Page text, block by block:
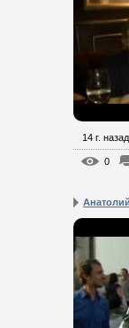
14 г. назад
0